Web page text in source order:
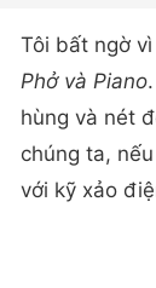
Tôi bất ngờ
Phở và Piano
hùng và nét
chúng ta,
với kỹ xảo